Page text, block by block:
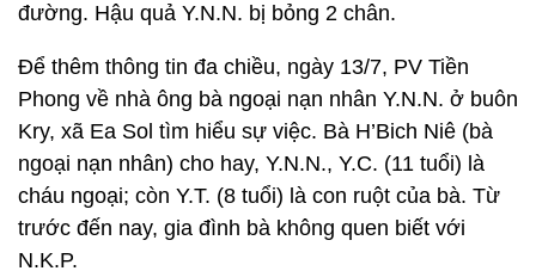
đường. Hậu quả Y.N.N. bị bỏng 2 chân.
Để thêm thông tin đa chiều, ngày 13/7, PV Tiền
Phong về nhà ông bà ngoại nạn nhân Y.N.N. ở buôn
Kry, xã Ea Sol tìm hiểu sự việc. Bà H’Bich Niê (bà
ngoại nạn nhân) cho hay, Y.N.N., Y.C. (11 tuổi) là
cháu ngoại; còn Y.T. (8 tuổi) là con ruột của bà. Từ
trước đến nay, gia đình bà không quen biết với
N.K.P.